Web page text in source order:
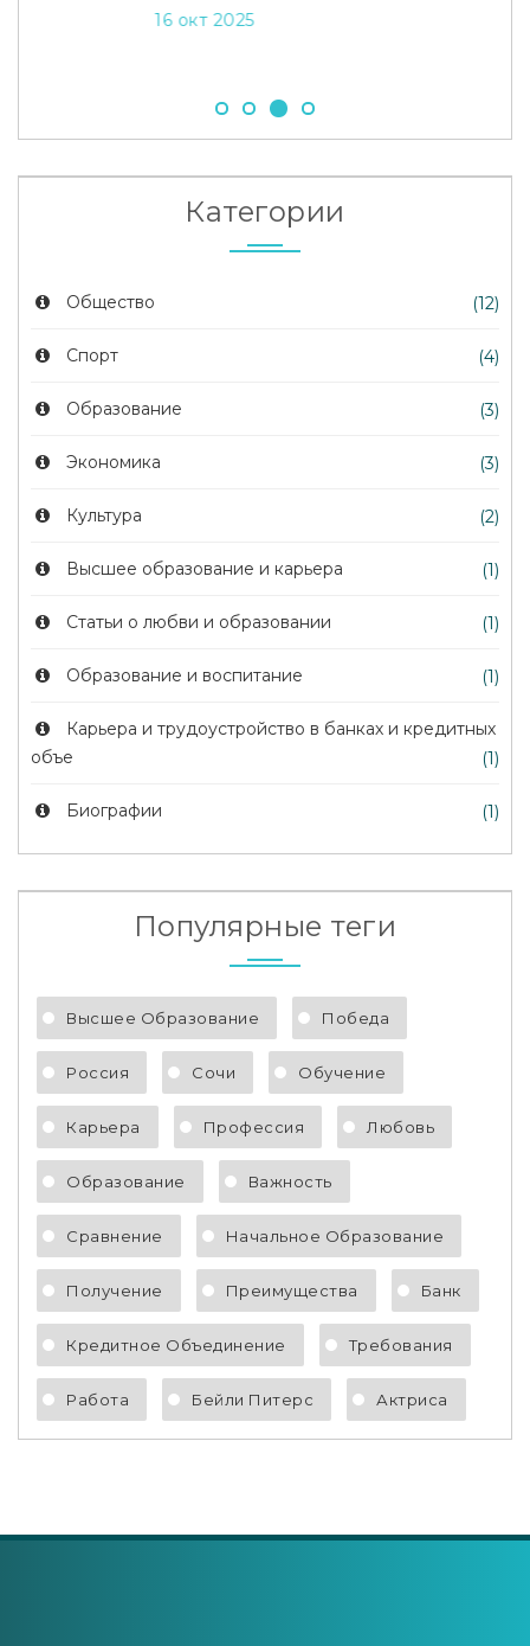
Категории
Общество (12)
Спорт (4)
Образование (3)
Экономика (3)
Культура (2)
Высшее образование и карьера (1)
Статьи о любви и образовании (1)
Образование и воспитание (1)
Карьера и трудоустройство в банках и кредитных
объе
(1)
Биографии (1)
Популярные теги
Высшее Образование Победа
Россия Сочи Обучение
Карьера Профессия Любовь
Образование Важность
Сравнение Начальное Образование
Получение Преимущества Банк
Кредитное Объединение Требования
Работа Бейли Питерс Актриса